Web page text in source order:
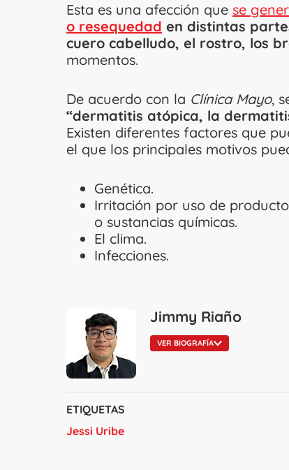
Esta es una afección que se
o resequedad en distintas
cuero cabelludo, el rostro, los
momentos.
De acuerdo con la Clínica Mayo,
“dermatitis atópica, la
Existen diferentes factores que
el que los principales motivos
Genética.
Irritación por uso de
o sustancias químicas.
El clima.
Infecciones.
Jimmy Riaño
VER BIOGRAFÍA
ETIQUETAS
Jessi Uribe